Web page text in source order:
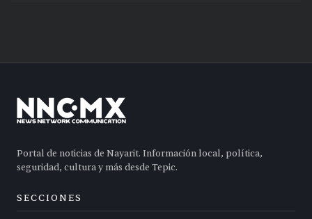
Portal de noticias de Nayarit. Información local, política,
seguridad, cultura y más desde Tepic.
SECCIONES